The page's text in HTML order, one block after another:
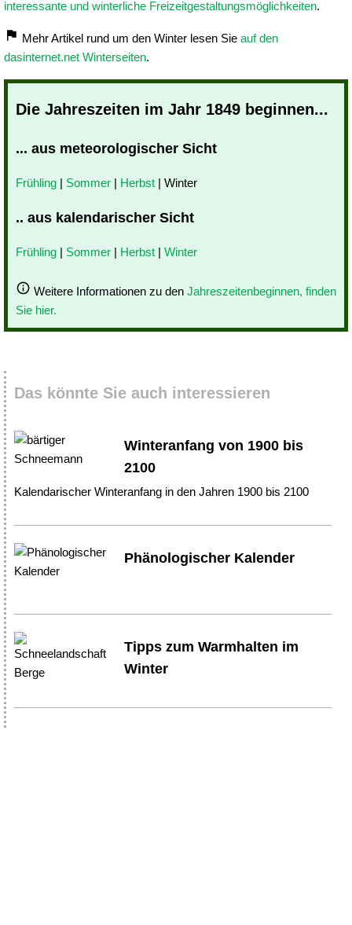
interessante und winterliche Freizeitgestaltungsmöglichkeiten.
Mehr Artikel rund um den Winter lesen Sie auf den
dasinternet.net Winterseiten.
Die Jahreszeiten im Jahr 1849 beginnen...
... aus meteorologischer Sicht
Frühling | Sommer | Herbst | Winter
.. aus kalendarischer Sicht
Frühling | Sommer | Herbst | Winter
Weitere Informationen zu den Jahreszeitenbeginnen, finden
Sie hier.
Das könnte Sie auch interessieren
Winteranfang von 1900 bis
2100
Kalendarischer Winteranfang in den Jahren 1900 bis 2100
Phänologischer Kalender
Tipps zum Warmhalten im
Winter